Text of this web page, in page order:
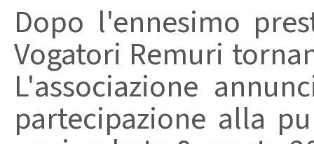
Dopo l'ennesimo
Vogatori Remuri
L'associazione
partecipazione alla